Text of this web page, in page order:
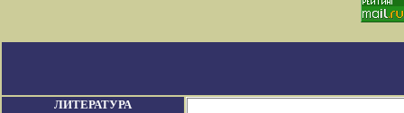
ЛИТЕРАТУРА